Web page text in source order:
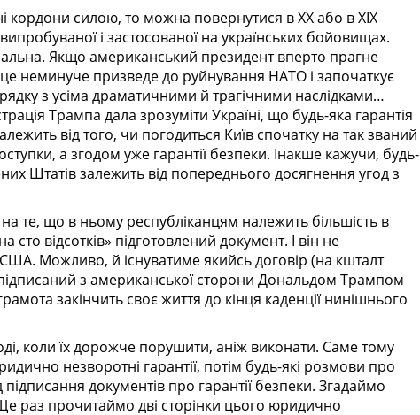
силою, то можна повернутися в XX або в XIX
і застосованої на українських бойовищах.
Якщо американський президент вперто прагне
неминуче призведе до руйнування НАТО і започаткує
з усіма драматичними й трагічними наслідками…
Трампа дала зрозуміти Україні, що будь-яка гарантія
від того, чи погодиться Київ спочатку на так званий
а згодом уже гарантії безпеки. Інакше кажучи, будь-
Штатів залежить від попереднього досягнення угод з
те, що в ньому республіканцям належить більшість в
сто відсотків» підготовлений документ. І він не
Можливо, й існуватиме якийсь договір (на кшталт
з американської сторони Дональдом Трампом
закінчить своє життя до кінця каденції нинішнього
коли їх дорожче порушити, аніж виконати. Саме тому
незворотні гарантії, потім будь-які розмови про
підписання документів про гарантії безпеки. Згадаймо
раз прочитаймо дві сторінки цього юридично